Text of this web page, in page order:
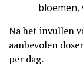
bloemen,
Na het invullen
aanbevolen
per dag.